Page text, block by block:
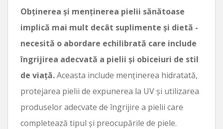
Obținerea și menținerea pielii sănătoase
implică mai mult decât suplimente și dietă -
necesită o abordare echilibrată care include
îngrijirea adecvată a pielii și obiceiuri de stil
de viață.Aceasta include menținerea hidratată,
protejarea pielii de expunerea la UV și utilizarea
produselor adecvate de îngrijire a pielii care
completează tipul și preocupările de piele.